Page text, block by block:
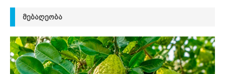
ᲛᲔᲑᲐᲦᲔᲝᲑᲐ